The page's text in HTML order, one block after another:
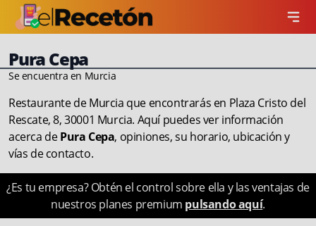
Pura Cepa
Se encuentra en Murcia
Restaurante de Murcia que encontrarás en Plaza Cristo del
Rescate, 8, 30001 Murcia. Aquí puedes ver información
acerca dePura Cepa, opiniones, su horario, ubicación y
vías de contacto.
¿Es tu empresa? Obtén el control sobre ella y las ventajas de
nuestros planes premium pulsando aquí.